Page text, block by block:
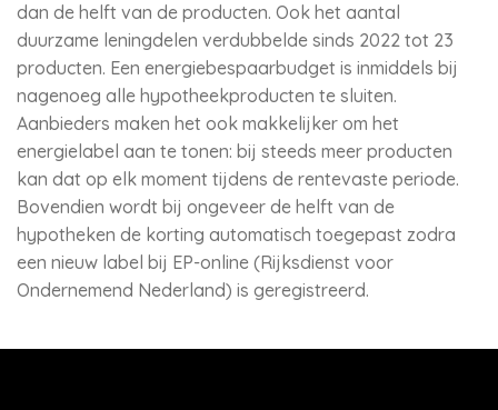
dan de helft van de producten. Ook het aantal
duurzame leningdelen verdubbelde sinds 2022 tot 23
producten. Een energiebespaarbudget is inmiddels bij
nagenoeg alle hypotheekproducten te sluiten.
Aanbieders maken het ook makkelijker om het
energielabel aan te tonen: bij steeds meer producten
kan dat op elk moment tijdens de rentevaste periode.
Bovendien wordt bij ongeveer de helft van de
hypotheken de korting automatisch toegepast zodra
een nieuw label bij EP-online (Rijksdienst voor
Ondernemend Nederland) is geregistreerd.